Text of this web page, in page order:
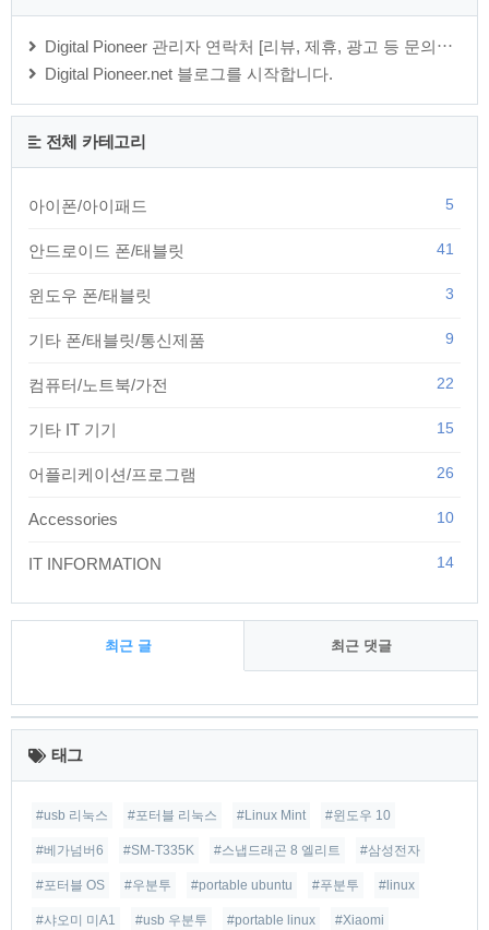
Digital Pioneer 관리자 연락처 [리뷰, 제휴, 광고 등 문의⋯
Digital Pioneer.net 블로그를 시작합니다.
전체 카테고리
아이폰/아이패드 5
안드로이드 폰/태블릿 41
윈도우 폰/태블릿 3
기타 폰/태블릿/통신제품 9
컴퓨터/노트북/가전 22
기타 IT 기기 15
어플리케이션/프로그램 26
Accessories 10
IT INFORMATION 14
최근 글 최근 댓글
최
근
글 태그
#usb 리눅스 #포터블 리눅스 #Linux Mint #윈도우 10
#베가넘버6 #SM-T335K #스냅드래곤 8 엘리트 #삼성전자
#포터블 OS #우분투 #portable ubuntu #푸분투 #linux
#샤오미 미A1 #usb 우분투 #portable linux #Xiaomi